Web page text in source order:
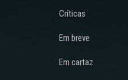
Críticas
Em breve
Em cartaz